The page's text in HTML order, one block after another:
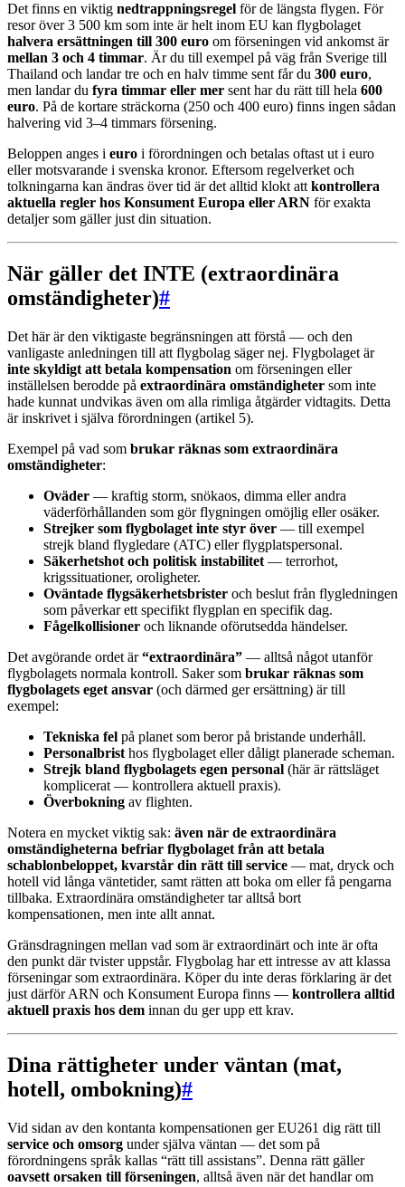
Det finns en viktig nedtrappningsregel för de längsta flygen. För
resor över 3 500 km som inte är helt inom EU kan flygbolaget
halvera ersättningen till 300 euro om förseningen vid ankomst är
mellan 3 och 4 timmar. Är du till exempel på väg från Sverige till
Thailand och landar tre och en halv timme sent får du 300 euro,
men landar du fyra timmar eller mer sent har du rätt till hela 600
euro. På de kortare sträckorna (250 och 400 euro) finns ingen sådan
halvering vid 3–4 timmars försening.
Beloppen anges i euro i förordningen och betalas oftast ut i euro
eller motsvarande i svenska kronor. Eftersom regelverket och
tolkningarna kan ändras över tid är det alltid klokt att kontrollera
aktuella regler hos Konsument Europa eller ARN för exakta
detaljer som gäller just din situation.
När gäller det INTE (extraordinära
omständigheter)#
Det här är den viktigaste begränsningen att förstå — och den
vanligaste anledningen till att flygbolag säger nej. Flygbolaget är
inte skyldigt att betala kompensation om förseningen eller
inställelsen berodde på extraordinära omständigheter som inte
hade kunnat undvikas även om alla rimliga åtgärder vidtagits. Detta
är inskrivet i själva förordningen (artikel 5).
Exempel på vad som brukar räknas som extraordinära
omständigheter:
Oväder — kraftig storm, snökaos, dimma eller andra
väderförhållanden som gör flygningen omöjlig eller osäker.
Strejker som flygbolaget inte styr över — till exempel
strejk bland flygledare (ATC) eller flygplatspersonal.
Säkerhetshot och politisk instabilitet — terrorhot,
krigssituationer, oroligheter.
Oväntade flygsäkerhetsbrister och beslut från flygledningen
som påverkar ett specifikt flygplan en specifik dag.
Fågelkollisioner och liknande oförutsedda händelser.
Det avgörande ordet är“extraordinära” — alltså något utanför
flygbolagets normala kontroll. Saker som brukar räknas som
flygbolagets eget ansvar (och därmed ger ersättning) är till
exempel:
Tekniska fel på planet som beror på bristande underhåll.
Personalbrist hos flygbolaget eller dåligt planerade scheman.
Strejk bland flygbolagets egen personal (här är rättsläget
komplicerat — kontrollera aktuell praxis).
Överbokning av flighten.
Notera en mycket viktig sak: även när de extraordinära
omständigheterna befriar flygbolaget från att betala
schablonbeloppet, kvarstår din rätt till service — mat, dryck och
hotell vid långa väntetider, samt rätten att boka om eller få pengarna
tillbaka. Extraordinära omständigheter tar alltså bort
kompensationen, men inte allt annat.
Gränsdragningen mellan vad som är extraordinärt och inte är ofta
den punkt där tvister uppstår. Flygbolag har ett intresse av att klassa
förseningar som extraordinära. Köper du inte deras förklaring är det
just därför ARN och Konsument Europa finns — kontrollera alltid
aktuell praxis hos dem innan du ger upp ett krav.
Dina rättigheter under väntan (mat,
hotell, ombokning)#
Vid sidan av den kontanta kompensationen ger EU261 dig rätt till
service och omsorg under själva väntan — det som på
förordningens språk kallas “rätt till assistans”. Denna rätt gäller
oavsett orsaken till förseningen, alltså även när det handlar om